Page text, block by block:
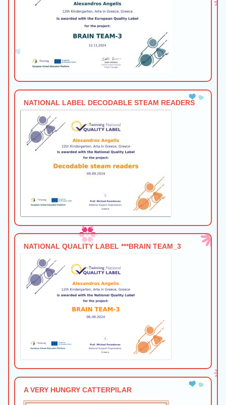
NATIONAL LABEL DECODABLE STEAM READERS
NATIONAL QUALITY LABEL ***BRAIN TEAM_3
A VERY HUNGRY CATTERPILAR